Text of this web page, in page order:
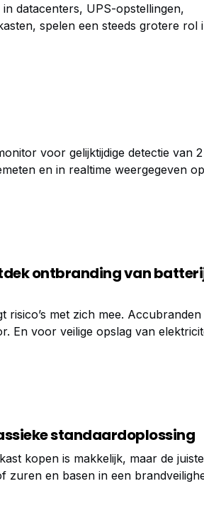
datacenters, UPS-opstellingen,
spelen een steeds grotere rol
of in het geval van thermal
voor gelijktijdige detectie van
en in realtime weergegeven
wordt de gebruiker
ontbranding van
met zich mee.
En voor veilige opslag van
van lithiumhoudende
standaardoplossing
kopen is makkelijk, maar de
zuren en basen in een
en logen hebben geen